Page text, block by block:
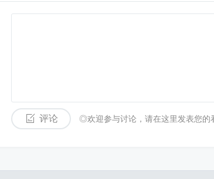
：结合实时行情、新闻事件、技术分析，还有
供支持。
确性和更新速度：选择的数据源必须稳定可靠，
评论 ◎欢迎参与讨论，请在这里发表您的